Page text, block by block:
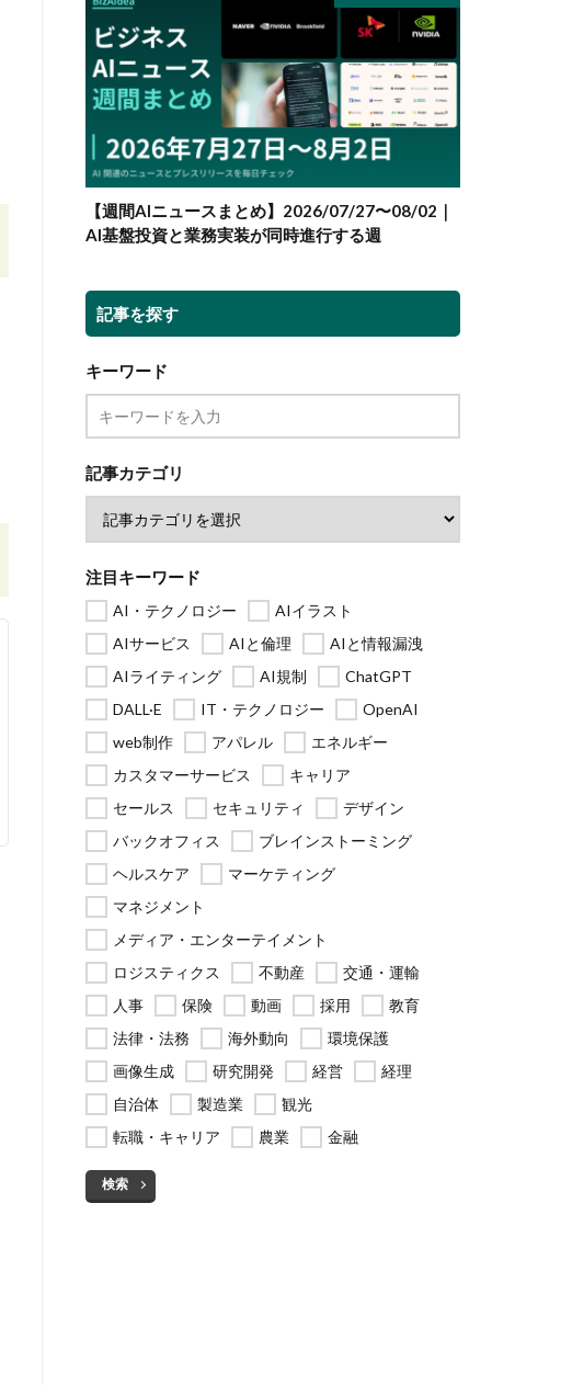
【週間AIニュースまとめ】2026/07/27〜08/02｜
AI基盤投資と業務実装が同時進行する週
記事を探す
キーワード
記事カテゴリ
注目キーワード
AI・テクノロジー
AIイラスト
AIサービス
AIと倫理
AIと情報漏洩
AIライティング
AI規制
ChatGPT
DALL·E
IT・テクノロジー
OpenAI
web制作
アパレル
エネルギー
カスタマーサービス
キャリア
セールス
セキュリティ
デザイン
バックオフィス
ブレインストーミング
ヘルスケア
マーケティング
マネジメント
メディア・エンターテイメント
ロジスティクス
不動産
交通・運輸
人事
保険 動画 採用
教育
法律・法務
海外動向
環境保護
画像生成
研究開発 経営
経理
自治体
製造業
観光
転職・キャリア
農業 金融
検索